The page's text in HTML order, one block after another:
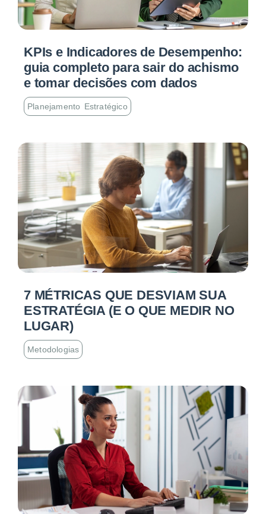
KPIs e Indicadores de Desempenho:
guia completo para sair do achismo
e tomar decisões com dados
Planejamento Estratégico
7 MÉTRICAS QUE DESVIAM SUA
ESTRATÉGIA (E O QUE MEDIR NO
LUGAR)
Metodologias